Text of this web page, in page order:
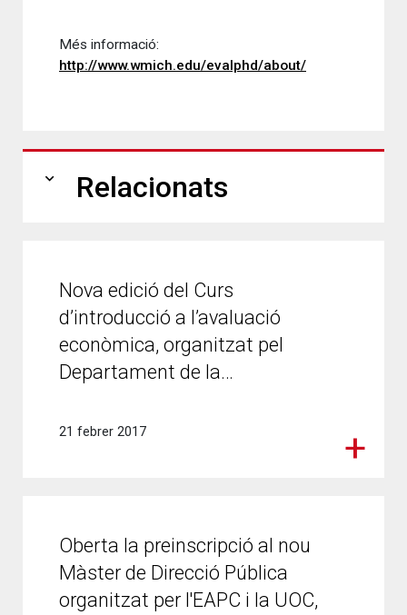
Més informació:
http://www.wmich.edu/evalphd/about/
expand_more Relacionats
Nova edició del Curs
d’introducció a l’avaluació
econòmica, organitzat pel
Departament de la…
21 febrer 2017
Oberta la preinscripció al nou
Màster de Direcció Pública
organitzat per l'EAPC i la UOC,